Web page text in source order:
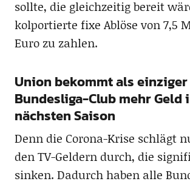
sollte, die gleichzeitig bereit
kolportierte fixe Ablöse von 7,5
Euro zu zahlen.
Union bekommt als einziger
Bundesliga-Club mehr Geld
nächsten Saison
Denn die Corona-Krise schlägt
den TV-Geldern durch, die
sinken. Dadurch haben alle